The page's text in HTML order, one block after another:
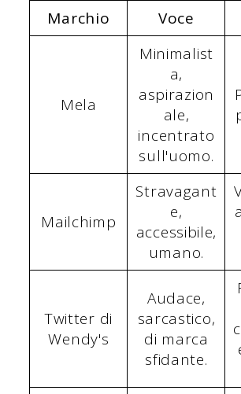
Marchio Voce
Mela
Minimalist
a,
aspirazion
ale,
incentrato
sull'uomo.
Mailchimp
Stravagant
e,
accessibile,
umano.
Twitter di
Wendy's
Audace,
sarcastico,
di marca
sfidante.